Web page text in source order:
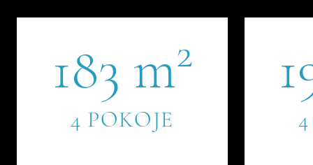
183 m2
4 POKOJE